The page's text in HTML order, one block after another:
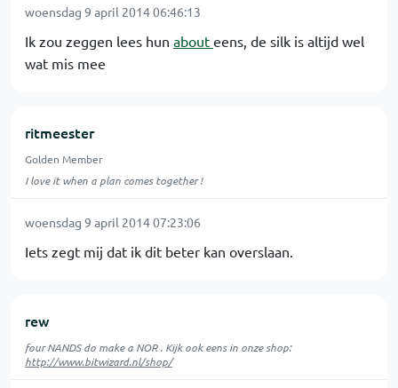
woensdag 9 april 2014 06:46:13
Ik zou zeggen lees hun about eens, de silk is altijd wel
wat mis mee
ritmeester
Golden Member
I love it when a plan comes together !
woensdag 9 april 2014 07:23:06
Iets zegt mij dat ik dit beter kan overslaan.
rew
four NANDS do make a NOR . Kijk ook eens in onze shop:
http://www.bitwizard.nl/shop/